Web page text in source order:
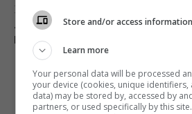
Попередня стаття
«КВАРТАЛ 95» ЗІБРАВ
ГЛЯДАЧІВ
ТЕЛЕРЕЙТИНГИ:
Store and/or access
Learn more
Your personal data will be processed
your device (cookies, unique identifiers,
data) may be stored by, accessed by
partners, or used specifically by this